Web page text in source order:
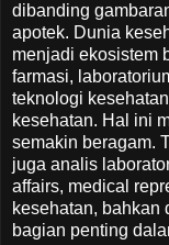
dibanding
apotek. Dunia
menjadi ekosistem
farmasi,
teknologi
kesehatan. Hal ini
semakin beragam.
juga analis
affairs, medical
kesehatan, bahkan
bagian penting